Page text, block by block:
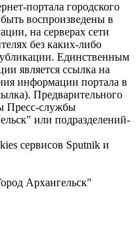
портала городского
воспроизведены в
на серверах сети
без каких-либо
Единственным
является ссылка на
информации портала в
Предварительного
Пресс-службы
или подразделений-
сервисов Sputnik и
Архангельск"